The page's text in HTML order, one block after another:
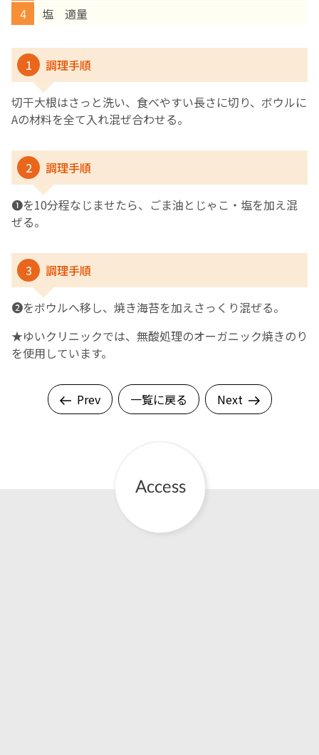
塩 適量
1 調理手順
切干大根はさっと洗い、食べやすい長さに切り、ボウルに
Aの材料を全て入れ混ぜ合わせる。
2 調理手順
❶を10分程なじませたら、ごま油とじゃこ・塩を加え混
ぜる。
3 調理手順
❷をボウルへ移し、焼き海苔を加えさっくり混ぜる。
★ゆいクリニックでは、無酸処理のオーガニック焼きのり
を使用しています。
Prev 一覧に戻る Next